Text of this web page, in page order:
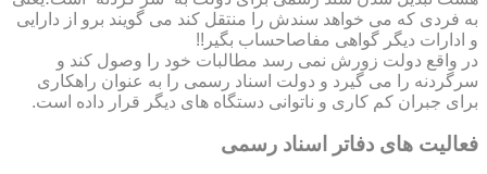
به فردی که می خواهد سندش را منتقل کند می گویند برو از دارایی
و ادارات دیگر گواهی مفاصاحساب بگیر!!
در واقع دولت زورش نمی رسد مطالبات خود را وصول کند و
سرگردنه را می گیرد و دولت اسناد رسمی را به عنوان راهکاری
برای جبران کم کاری و ناتوانی دستگاه های دیگر قرار داده است.
فعالیت های دفاتر اسناد رسمی